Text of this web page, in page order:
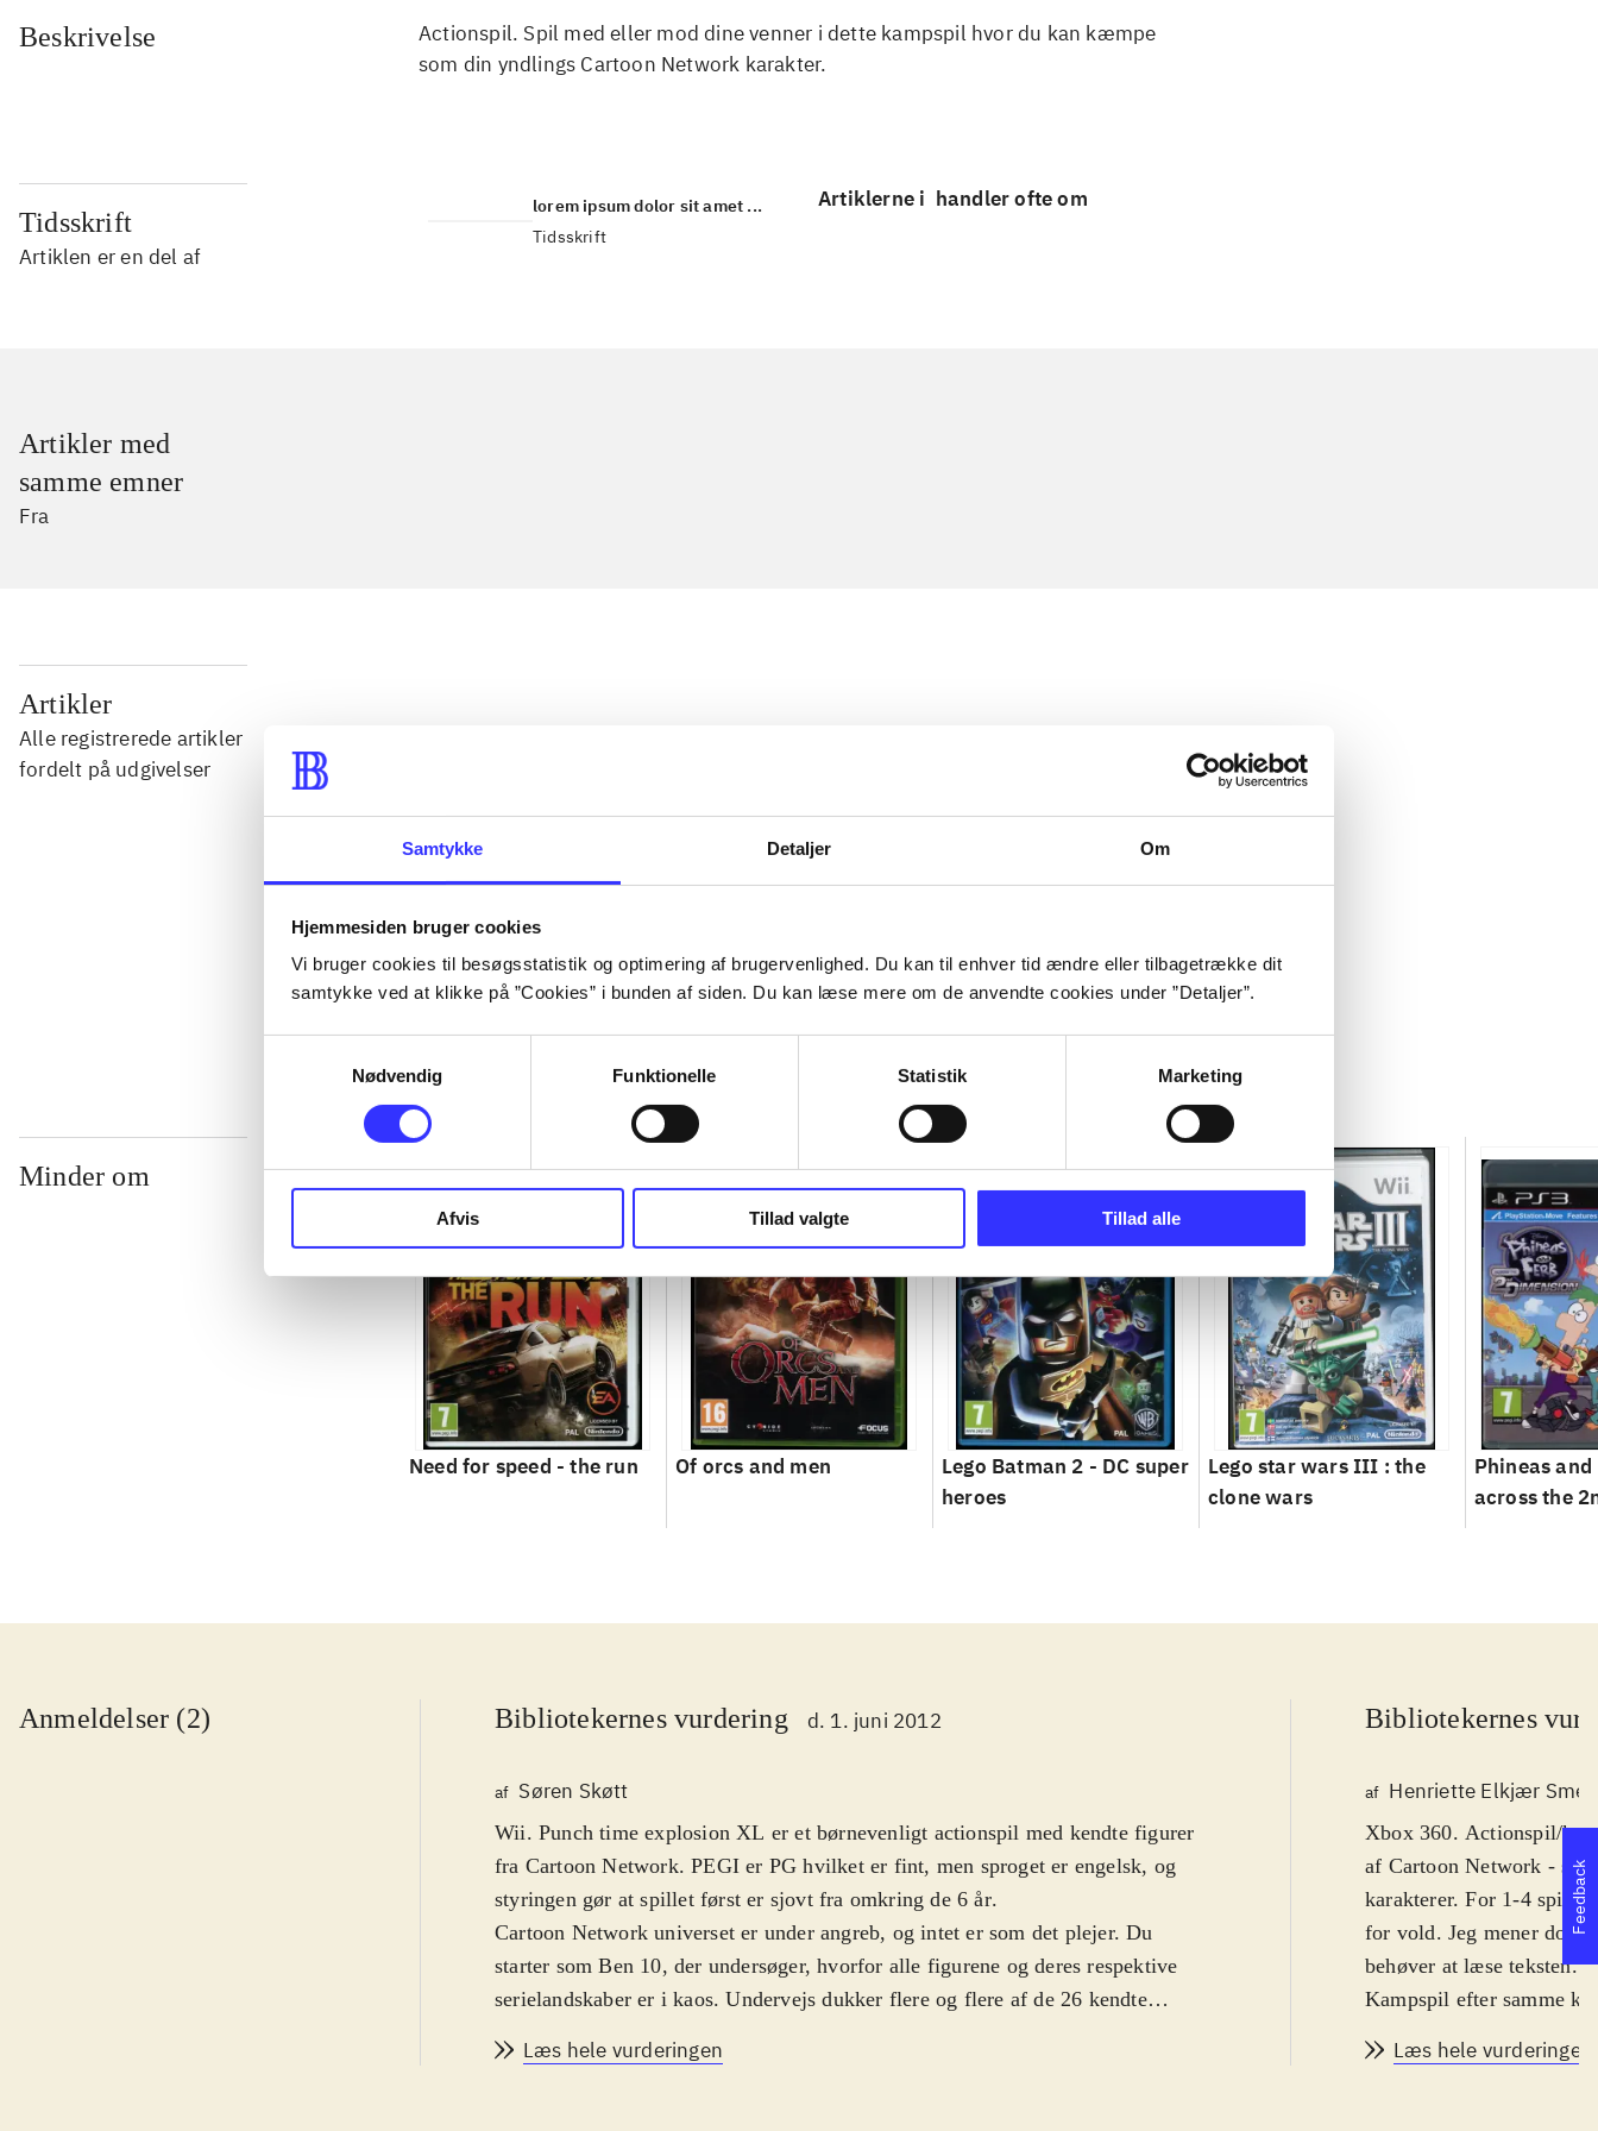
Samtykke Detaljer Om
Hjemmesiden bruger cookies
Vi bruger cookies til besøgsstatistik og optimering af brugervenlighed. Du kan til enhver tid ændre eller tilbagetrække dit
samtykke ved at klikke på ”Cookies” i bunden af siden. Du kan læse mere om de anvendte cookies under ”Detaljer”.
Nødvendig
Funktionelle Statistik Marketing
Afvis Tillad valgte Tillad alle
Beskrivelse
Actionspil. Spil med eller mod dine venner i dette kampspil hvor du kan kæmpe
som din yndlings Cartoon Network karakter.
Tidsskrift
Artiklen er en del af
lorem ipsum dolor sit amet ...
Tidsskrift
Artiklerne i handler ofte om
Artikler med
samme emner
Fra
Artikler
Alle registrerede artikler
fordelt på udgivelser
...
...
...
Minder om
Need for speed - the run Of orcs and men
Lego Batman 2 - DC super
heroes
Lego star wars III : the
clone wars
Phineas and
across the
Anmeldelser (2) Bibliotekernes vurdering d. 1. juni 2012
af Søren Skøtt
Wii. Punch time explosion XL er et børnevenligt actionspil med kendte figurer
fra Cartoon Network. PEGI er PG hvilket er fint, men sproget er engelsk, og
styringen gør at spillet først er sjovt fra omkring de 6 år.
Cartoon Network universet er under angreb, og intet er som det plejer. Du
starter som Ben 10, der undersøger, hvorfor alle figurene og deres respektive
serielandskaber er i kaos. Undervejs dukker flere og flere af de 26 kendte
op til et platformkampspil, hvor man kan tæske hinanden uden blod. Hver
Læs hele vurderingen
Bibliotekernes
af Henriette Elkjær
Xbox 360. Actionspil/
af Cartoon Network -
karakterer. For 1-4
for vold. Jeg mener dog
behøver at læse teksten.
Kampspil efter samme
at kæmpe i de forskellige
Læs hele vurderingen
Feedback